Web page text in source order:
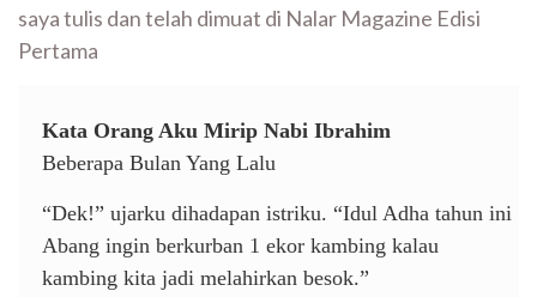
saya tulis dan telah dimuat di Nalar Magazine Edisi
Pertama
Kata Orang Aku Mirip Nabi Ibrahim
Beberapa Bulan Yang Lalu
“Dek!” ujarku dihadapan istriku. “Idul Adha tahun ini
Abang ingin berkurban 1 ekor kambing kalau
kambing kita jadi melahirkan besok.”